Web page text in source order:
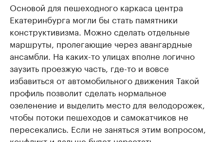
Основой для пешеходного каркаса центра
Екатеринбурга могли бы стать памятники
конструктивизма. Можно сделать отдельные
маршруты, пролегающие через авангардные
ансамбли. На каких-то улицах вполне логично
заузить проезжую часть, где-то и вовсе
избавиться от автомобильного движения Такой
профиль позволит сделать нормальное
озеленение и выделить место для велодорожек,
чтобы потоки пешеходов и самокатчиков не
пересекались. Если не заняться этим вопросом,